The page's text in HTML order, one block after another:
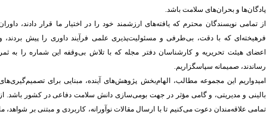
و بحران‌های سلامت باشد.
تمامی نویسندگان محترم که یافته‌های ارزشمند خود را در اختیار ما قرار دادند، داوران
که با دقت، بی‌طرفی و مسئولیت‌پذیری علمی فرآیند داوری را پیش بردند، و
هیئت تحریریه و کارشناسان دفتر مجله که با تلاش بی‌وقفه این شماره را به ثمر
صمیمانه سپاسگزاریم.
این مجموعه مطالب، الهام‌بخش پژوهش‌های آینده، مبنایی برای تصمیم‌گیری‌های
و مدیریتی، و گامی مؤثر در جهت بومی‌سازی دانش سلامت دفاعی در کشور باشد. از
علاقه‌مندان دعوت می‌کنیم تا با ارسال مقالات نوآورانه، کاربردی و مبتنی بر شواهد، ما